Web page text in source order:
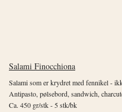
Salami Finocchiona
Salami som er krydret med fennikel -
Antipasto, pølsebord, sandwich,
Ca. 450 gr/stk - 5 stk/bk